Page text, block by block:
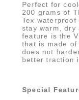
Perfect for
200 grams of
Tex
stay warm, dry
feature is the
that is made
does not
better traction
Special